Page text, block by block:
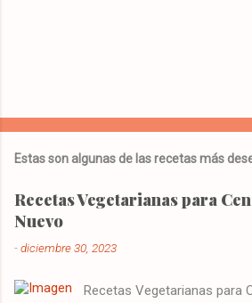
Estas son algunas de las recetas más
Recetas Vegetarianas para
Nuevo
-diciembre 30, 2023
Recetas Vegetarianas para